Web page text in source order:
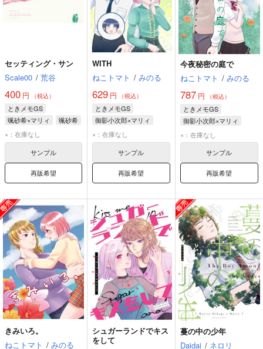
セッティング・サン
Scale00 / 荒谷
400 円 （税込）
ときメモGS
颯砂希×マリィ
颯砂希
マリィ
×：在庫なし
サンプル
再販希望
WITH
ねこトマト / みのる
629 円 （税込）
ときメモGS
御影小次郎×マリィ
御影小次郎
×：在庫なし
サンプル
再販希望
今夜秘密の庭で
ねこトマト / みのる
787円 （税込）
ときメモGS
御影小次郎×マリィ
御影小次郎
×：在庫なし
サンプル
再販希望
きみいろ。
ねこトマト / みのる
シュガーランドでキス
をして
蔓の中の少年
Daidai / ネロリ